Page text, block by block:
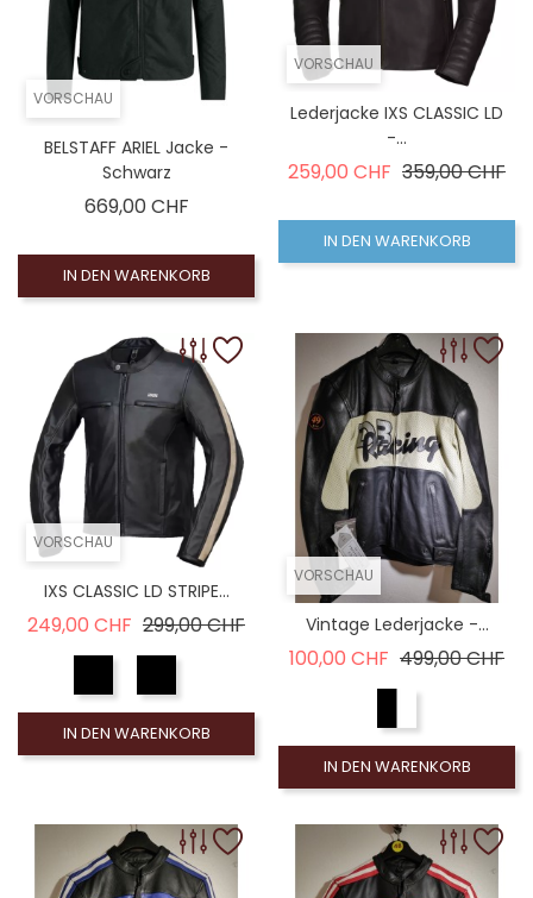
VORSCHAU
BELSTAFF ARIEL Jacke -
Schwarz
669,00 CHFPreis
IN DEN WARENKORB
VORSCHAU
Lederjacke IXS CLASSIC LD
-...
259,00 CHF Verkaufspreis
359,00 CHF
IN DEN WARENKORB
VORSCHAU
IXS CLASSIC LD STRIPE...
249,00 CHF Verkaufspreis
299,00 CHFPreis
IN DEN WARENKORB
VORSCHAU
Vintage Lederjacke -...
100,00 CHF Verkaufspreis
499,00 CHF
IN DEN WARENKORB